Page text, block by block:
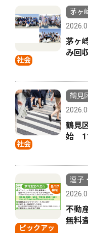
社会
茅ヶ
茅ヶ
み回
社会
鶴見
鶴見
始
ピックアッ
逗子
不動
無料